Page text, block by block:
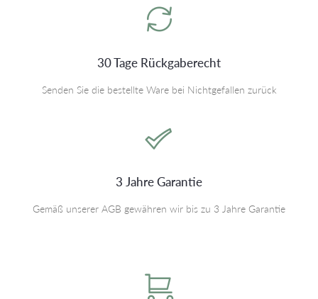
30 Tage Rückgaberecht
Senden Sie die bestellte Ware bei Nichtgefallen zurück
3 Jahre Garantie
Gemäß unserer AGB gewähren wir bis zu 3 Jahre Garantie